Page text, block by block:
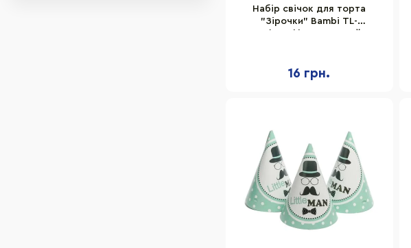
Набір свічок для торта
"Зірочки" Bambi TL-
16 грн.